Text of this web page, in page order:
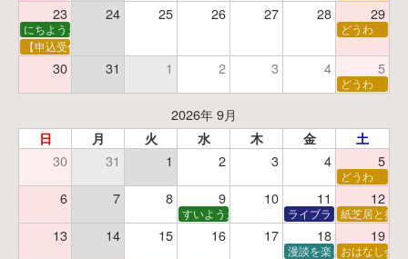
23 24 25 26 27 28 29
にちようえほん
どうわ
【申込受付中】ゆうべのこわ～いおはなし会
30 31 1 2 3 4 5
どうわ
2026年 9月
日 月 火 水 木 金 土
30 31 1 2 3 4 5
どうわ
6 7 8 9 10 11 12
すいようえほん ライブラリーシアター
紙芝居と折
13 14 15 16 17 18 19
漫談を楽しむ会 ～漫談
おはなし会